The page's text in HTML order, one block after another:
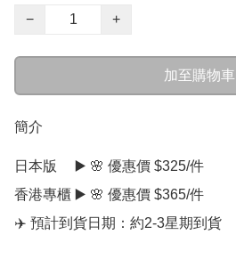
−
+
加至購物車
簡介
日本版     ▶️ 🌸 優惠價 $325/件
香港專櫃 ▶️ 🌸 優惠價 $365/件
✈️ 預計到貨日期：約2-3星期到貨